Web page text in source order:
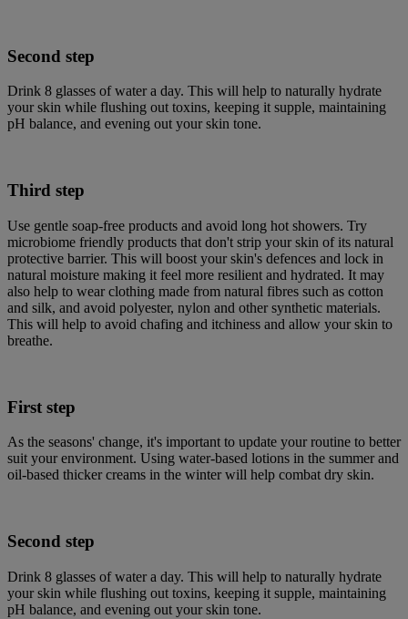
Second step
Drink 8 glasses of water a day. This will help to naturally hydrate
your skin while flushing out toxins, keeping it supple, maintaining
pH balance, and evening out your skin tone.
Third step
Use gentle soap-free products and avoid long hot showers. Try
microbiome friendly products that don't strip your skin of its natural
protective barrier. This will boost your skin's defences and lock in
natural moisture making it feel more resilient and hydrated. It may
also help to wear clothing made from natural fibres such as cotton
and silk, and avoid polyester, nylon and other synthetic materials.
This will help to avoid chafing and itchiness and allow your skin to
breathe.
First step
As the seasons' change, it's important to update your routine to better
suit your environment. Using water-based lotions in the summer and
oil-based thicker creams in the winter will help combat dry skin.
Second step
Drink 8 glasses of water a day. This will help to naturally hydrate
your skin while flushing out toxins, keeping it supple, maintaining
pH balance, and evening out your skin tone.